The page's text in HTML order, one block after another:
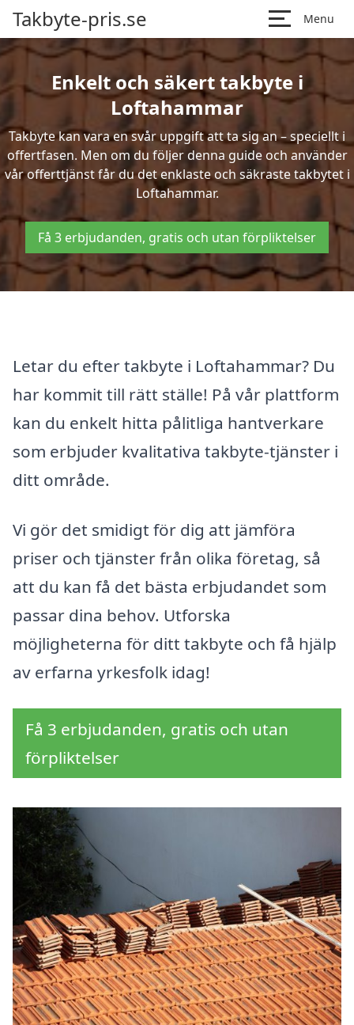
Takbyte-pris.se Menu
Enkelt och säkert takbyte i
Loftahammar
Takbyte kan vara en svår uppgift att ta sig an – speciellt i
offertfasen. Men om du följer denna guide och använder
vår offerttjänst får du det enklaste och säkraste takbytet i
Loftahammar.
Få 3 erbjudanden, gratis och utan förpliktelser
Letar du efter takbyte i Loftahammar? Du
har kommit till rätt ställe! På vår plattform
kan du enkelt hitta pålitliga hantverkare
som erbjuder kvalitativa takbyte-tjänster i
ditt område.
Vi gör det smidigt för dig att jämföra
priser och tjänster från olika företag, så
att du kan få det bästa erbjudandet som
passar dina behov. Utforska
möjligheterna för ditt takbyte och få hjälp
av erfarna yrkesfolk idag!
Få 3 erbjudanden, gratis och utan
förpliktelser